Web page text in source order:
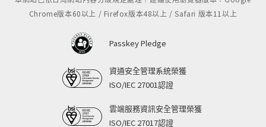
Chrome版本60以上 / Firefox版本48以上 / Safari 版本11以上
Passkey Pledge
資通安全管理系統榮獲
ISO/IEC 27001認證
雲端服務資訊安全管理榮獲
ISO/IEC 27017認證